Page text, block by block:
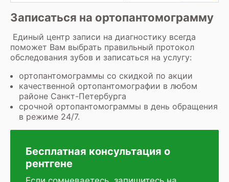
Записаться на ортопантомограмму
Единый центр записи на диагностику всегда
поможет Вам выбрать правильный протокол
обследования зубов и записаться на услугу:
ортопантомограммы со скидкой по акции
качественной ортопантомографии в любом
районе Санкт-Петербурга
срочной ортопантомограммы в день обращения
в режиме 24/7.
Бесплатная консультация о
рентгене